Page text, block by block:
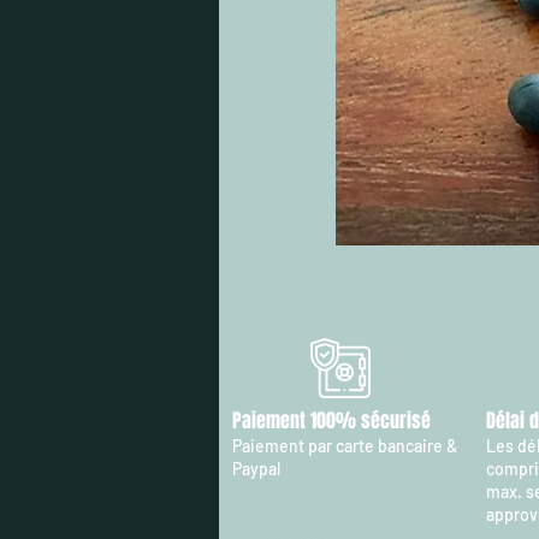
Paiement 100% sécurisé
Paiement par carte bancaire &
Paypal
Délai
Les
max.